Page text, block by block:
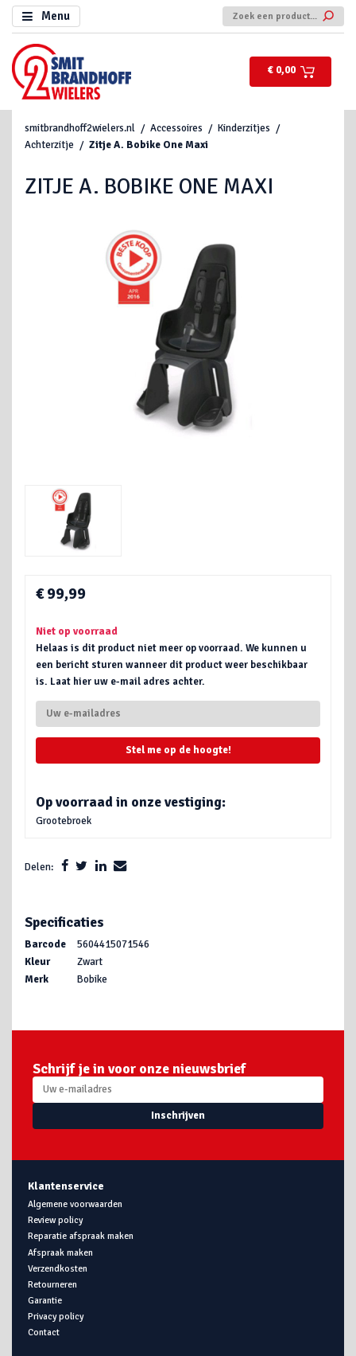
Menu
€ 0,00
smitbrandhoff2wielers.nl Accessoires
Kinderzitjes
Achterzitje
Zitje A. Bobike One Maxi
ZITJE A. BOBIKE ONE MAXI
€ 99,99
Niet op voorraad
Helaas is dit product niet meer op voorraad. We kunnen u
een bericht sturen wanneer dit product weer beschikbaar
is. Laat hier uw e-mail adres achter.
Stel me op de hoogte!
Op voorraad in onze vestiging:
Grootebroek
Delen:
Specificaties
Barcode
5604415071546
Kleur
Zwart
Merk
Bobike
Schrijf je in voor onze nieuwsbrief
Inschrijven
Klantenservice
Algemene voorwaarden
Review policy
Reparatie afspraak maken
Afspraak maken
Verzendkosten
Retourneren
Garantie
Privacy policy
Contact